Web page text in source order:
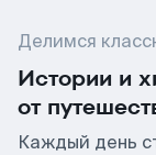
Делимся
Истории и
от
Каждый день